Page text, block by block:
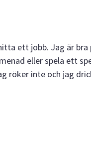
ett jobb. Jag är
eller spela ett
röker inte och jag